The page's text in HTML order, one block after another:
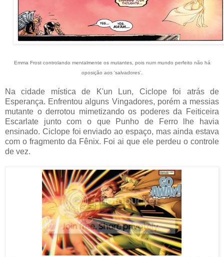
Emma Frost controlando mentalmente os mutantes, pois num mundo perfeito não há
oposição aos 'salvadores'.
Na cidade mística de K'un Lun, Ciclope foi atrás de
Esperança. Enfrentou alguns Vingadores, porém a messias
mutante o derrotou mimetizando os poderes da Feiticeira
Escarlate junto com o que Punho de Ferro lhe havia
ensinado. Ciclope foi enviado ao espaço, mas ainda estava
com o fragmento da Fênix. Foi ai que ele perdeu o controle
de vez.